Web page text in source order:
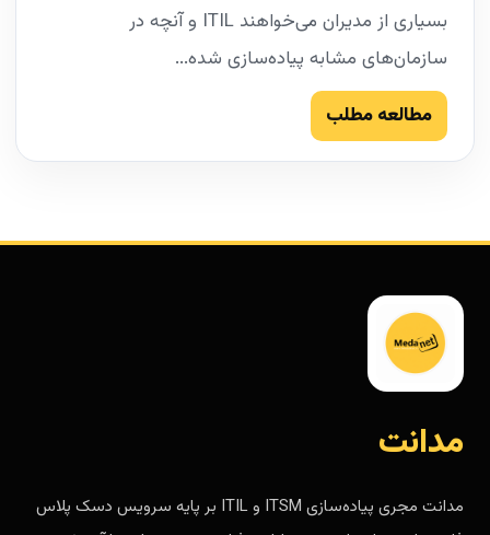
بسیاری از مدیران می‌خواهند ITIL و آنچه در
سازمان‌های مشابه پیاده‌سازی شده...
مطالعه مطلب
مدانت
مدانت مجری پیاده‌سازی ITSM و ITIL بر پایه سرویس دسک پلاس